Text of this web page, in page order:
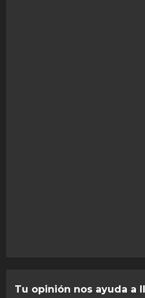
Tu opinión nos ayuda a